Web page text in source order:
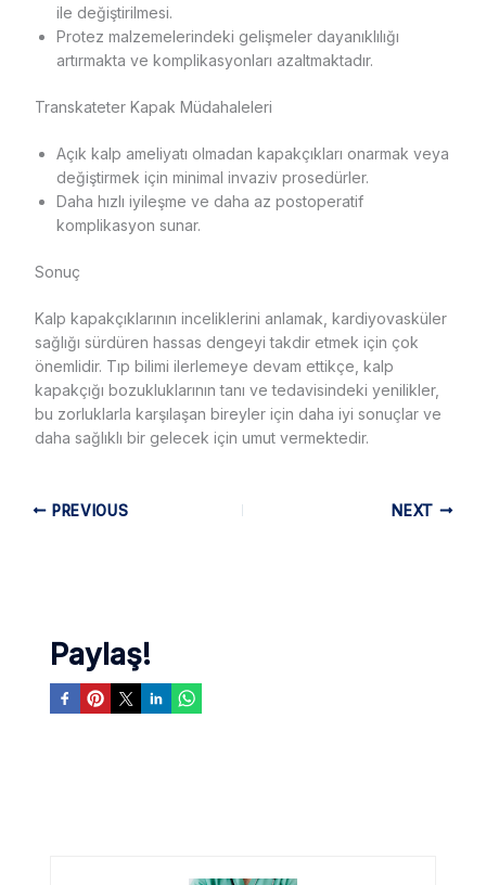
ile değiştirilmesi.
Protez malzemelerindeki gelişmeler dayanıklılığı
artırmakta ve komplikasyonları azaltmaktadır.
Transkateter Kapak Müdahaleleri
Açık kalp ameliyatı olmadan kapakçıkları onarmak veya
değiştirmek için minimal invaziv prosedürler.
Daha hızlı iyileşme ve daha az postoperatif
komplikasyon sunar.
Sonuç
Kalp kapakçıklarının inceliklerini anlamak, kardiyovasküler
sağlığı sürdüren hassas dengeyi takdir etmek için çok
önemlidir. Tıp bilimi ilerlemeye devam ettikçe, kalp
kapakçığı bozukluklarının tanı ve tedavisindeki yenilikler,
bu zorluklarla karşılaşan bireyler için daha iyi sonuçlar ve
daha sağlıklı bir gelecek için umut vermektedir.
PREVIOUS NEXT
Paylaş!